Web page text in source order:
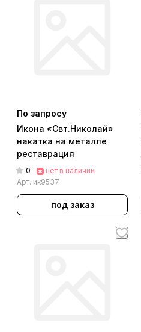
По запросу
Икона «Свт.Николай»
накатка на металле
реставрация
0
нет в наличии
Арт. ик9537
под заказ